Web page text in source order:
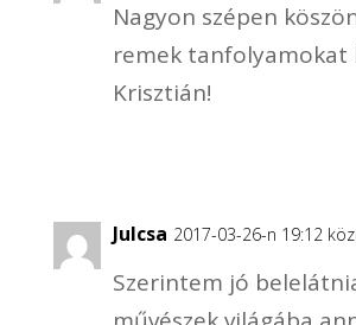
Nagyon szépen
remek tanfolyamokat
Krisztián!
Julcsa 2017-03-26-n 19:12
Szerintem jó